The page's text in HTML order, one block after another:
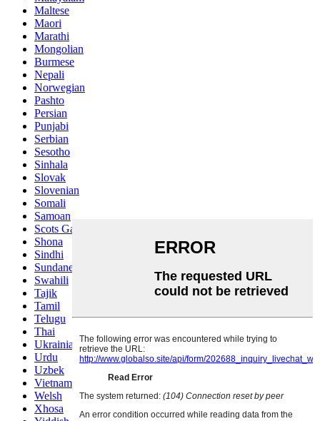
Maltese
Maori
Marathi
Mongolian
Burmese
Nepali
Norwegian
Pashto
Persian
Punjabi
Serbian
Sesotho
Sinhala
Slovak
Slovenian
Somali
Samoan
Scots Gaelic
Shona
Sindhi
Sundanese
Swahili
Tajik
Tamil
Telugu
Thai
Ukrainian
Urdu
Uzbek
Vietnamese
Welsh
Xhosa